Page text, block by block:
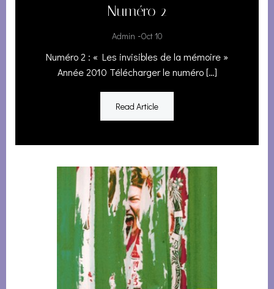
Numéro 2
Admin -Oct 10
Numéro 2 : « Les invisibles de la mémoire »
Année 2010 Télécharger le numéro […]
Read Article